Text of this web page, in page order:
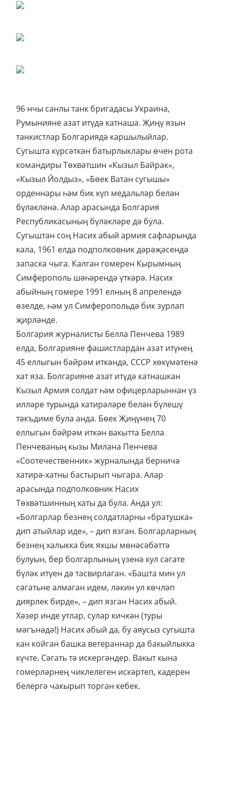
Румынияне азат итүдә катнаша. Җиңү язын
Сугышта күрсәткән батырлыклары өчен рота
«Кызыл Йолдыз», «Бөек Ватан сугышы»
орденнары һәм бик күп медальләр белән
Республикасының бүләкләре дә була.
Сугыштан соң Насих абый армия сафларында
кала, 1961 елда подполковник дәрәҗәсендә
запаска чыга. Калган гомерен Кырымның
Симферополь шәһәрендә үткәрә. Насих
абыйның гомере 1991 елның 8 апрелендә
өзелде, һәм ул Симферопольдә бик зурлап
җирләнде.
Болгария журналисты Белла Пенчева 1989
елда, Болгарияне фашистлардан азат итүнең
45 еллыгын бәйрәм иткәндә, СССР хөкүмәтенә
хат яза. Болгарияне азат итүдә катнашкан
Кызыл Армия солдат һәм офицерларыннан үз
илләре турында хатирәләре белән бүлешү
тәкъдиме була анда. Бөек Җиңүнең 70
еллыгын бәйрәм иткән вакытта Белла
Пенчеваның кызы Милана Пенчева
«Соотечественник» журналында берничә
хатирә-хатны бастырып чыгара. Алар
арасында подполковник Насих
Төхвәтшинның хаты да була. Анда ул:
«Болгарлар безнең солдатларны «братушка»
дип атыйлар иде», – дип язган. Болгарларның
безнең халыкка бик яхшы мөнәсәбәттә
булуын, бер болгарлының үзенә кул сәгате
бүләк итүен дә тасвирлаган. «Башта мин ул
сәгатьне алмаган идем, ләкин ул көчләп
диярлек бирде», – дип язган Насих абый.
Хәзер инде утлар, сулар кичкән (туры
мәгънәдә!) Насих абый да, бу аяусыз сугышта
кан койган башка ветераннар да бакыйлыкка
күчте. Сәгать тә искергәндер. Вакыт кына
гомерләрнең чиклелеген искәртеп, кадерен
белергә чакырып торган кебек.